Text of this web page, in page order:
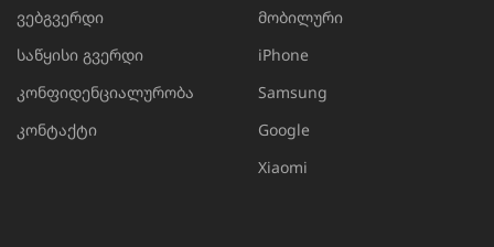
ვებგვერდი
საწყისი გვერდი
კონფიდენციალურობა
კონტაქტი
მობილური
iPhone
Samsung
Google
Xiaomi